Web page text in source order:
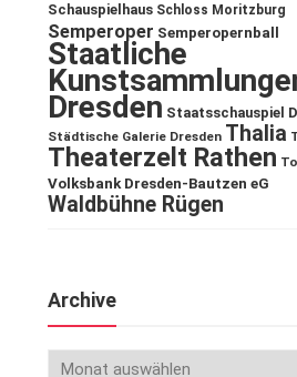
Schauspielhaus Schloss Moritzburg
Semperoper Semperopernball
Staatliche
Dresden Staatsschauspiel
Städtische Galerie Dresden Thalia
Theaterzelt Rathen
Volksbank Dresden-Bautzen eG
Waldbühne Rügen
Archive